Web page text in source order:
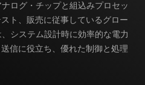
ログ・チップと組込みプロセッ
ト、販売に従事しているグロー
システム設計時に効率的な電力
信に役立ち、優れた制御と処理